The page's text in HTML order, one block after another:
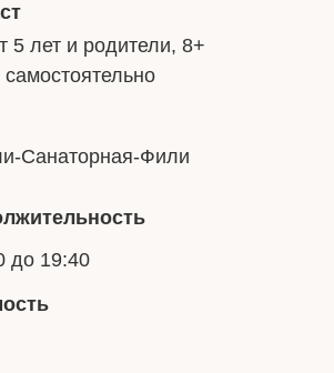
до 19:40
Санаторная-Фили
5 лет и родители, 8+